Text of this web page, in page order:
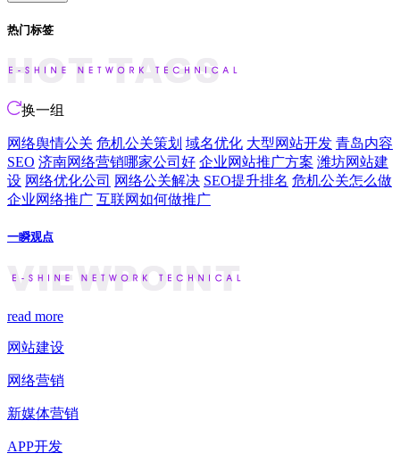
热门标签
换一组
网络舆情公关 危机公关策划 域名优化 大型网站开发 青岛内容
SEO 济南网络营销哪家公司好 企业网站推广方案 潍坊网站建
设 网络优化公司 网络公关解决 SEO提升排名 危机公关怎么做
企业网络推广 互联网如何做推广
一瞬观点
read more
网站建设
网络营销
新媒体营销
APP开发